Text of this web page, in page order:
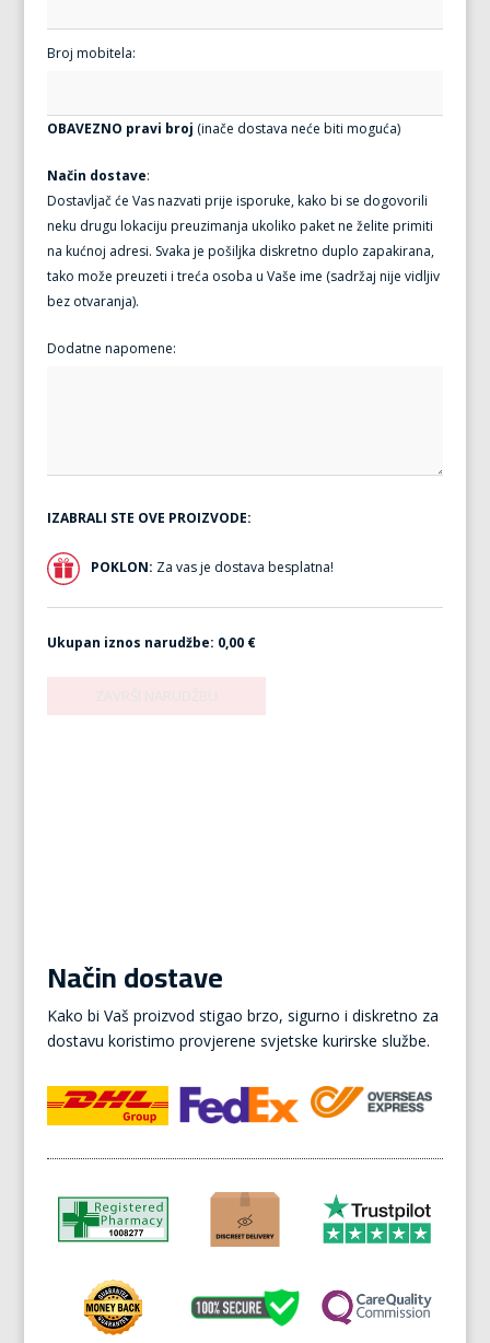
Broj mobitela:
OBAVEZNO pravi broj (inače dostava neće biti moguća)
Način dostave:
Dostavljač će Vas nazvati prije isporuke, kako bi se dogovorili
neku drugu lokaciju preuzimanja ukoliko paket ne želite primiti
na kućnoj adresi. Svaka je pošiljka diskretno duplo zapakirana,
tako može preuzeti i treća osoba u Vaše ime (sadržaj nije vidljiv
bez otvaranja).
Dodatne napomene:
IZABRALI STE OVE PROIZVODE:
POKLON: Za vas je dostava besplatna!
Ukupan iznos narudžbe: 0,00 €
Način dostave
Kako bi Vaš proizvod stigao brzo, sigurno i diskretno za
dostavu koristimo provjerene svjetske kurirske službe.